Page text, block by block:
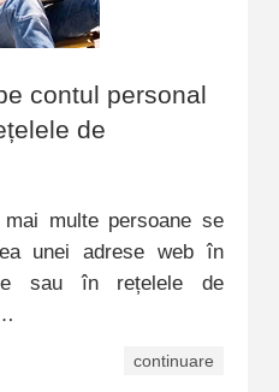
contul personal
de
multe persoane se
unei adrese web în
sau în rețelele de
continuare